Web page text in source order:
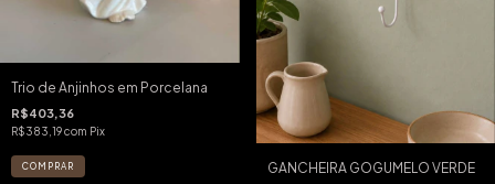
Trio de Anjinhos em Porcelana
R$403,36
R$383,19com Pix
GANCHEIRA GOGUMELO VERDE